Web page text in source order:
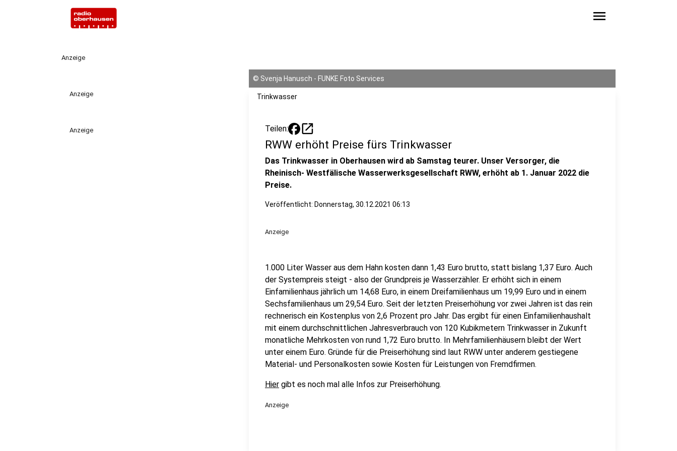
menu
Anzeige
Anzeige
Anzeige
© Svenja Hanusch - FUNKE Foto Services
Trinkwasser
Teilen: open_in_new
RWW erhöht Preise fürs Trinkwasser
Das Trinkwasser in Oberhausen wird ab Samstag teurer. Unser Versorger, die
Rheinisch- Westfälische Wasserwerksgesellschaft RWW, erhöht ab 1. Januar 2022 die
Preise.
Veröffentlicht: Donnerstag, 30.12.2021 06:13
Anzeige
1.000 Liter Wasser aus dem Hahn kosten dann 1,43 Euro brutto, statt bislang 1,37 Euro. Auch
der Systempreis steigt - also der Grundpreis je Wasserzähler. Er erhöht sich in einem
Einfamilienhaus jährlich um 14,68 Euro, in einem Dreifamilienhaus um 19,99 Euro und in einem
Sechsfamilienhaus um 29,54 Euro. Seit der letzten Preiserhöhung vor zwei Jahren ist das rein
rechnerisch ein Kostenplus von 2,6 Prozent pro Jahr. Das ergibt für einen Einfamilienhaushalt
mit einem durchschnittlichen Jahresverbrauch von 120 Kubikmetern Trinkwasser in Zukunft
monatliche Mehrkosten von rund 1,72 Euro brutto. In Mehrfamilienhäusern bleibt der Wert
unter einem Euro. Gründe für die Preiserhöhung sind laut RWW unter anderem gestiegene
Material- und Personalkosten sowie Kosten für Leistungen von Fremdfirmen.
Hier gibt es noch mal alle Infos zur Preiserhöhung.
Anzeige